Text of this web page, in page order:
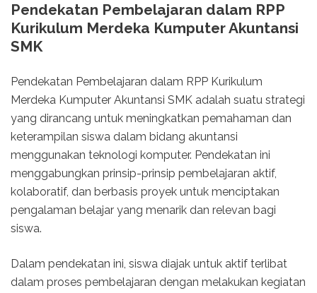
Pendekatan Pembelajaran dalam RPP
Kurikulum Merdeka Kumputer Akuntansi
SMK
Pendekatan Pembelajaran dalam RPP Kurikulum
Merdeka Kumputer Akuntansi SMK adalah suatu strategi
yang dirancang untuk meningkatkan pemahaman dan
keterampilan siswa dalam bidang akuntansi
menggunakan teknologi komputer. Pendekatan ini
menggabungkan prinsip-prinsip pembelajaran aktif,
kolaboratif, dan berbasis proyek untuk menciptakan
pengalaman belajar yang menarik dan relevan bagi
siswa.
Dalam pendekatan ini, siswa diajak untuk aktif terlibat
dalam proses pembelajaran dengan melakukan kegiatan